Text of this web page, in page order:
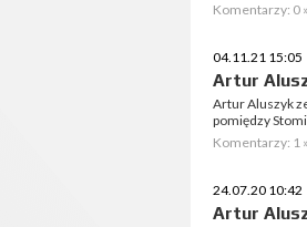
Komentarzy: 0 »
04.11.21 15:05
Artur
Artur Aluszyk
pomiędzy
Komentarzy: 1 »
24.07.20 10:42
Artur